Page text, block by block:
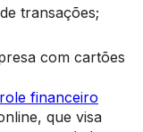
transações;
com cartões
financeiro
que visa